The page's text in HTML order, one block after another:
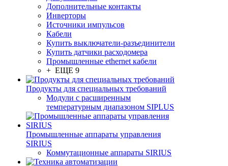
Дополнительные контакты
Инверторы
Источники импульсов
Кабели
Купить выключатели-разъединители
Купить датчики расходомера
Промышленные ethernet кабели
+ ЕЩЕ 9
Продукты для специальных требований
Модули с расширенным
температурным диапазоном SIPLUS
Промышленные аппараты управления
SIRIUS
Коммутационные аппараты SIRIUS